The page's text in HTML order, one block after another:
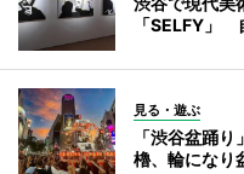
「SELFY」
見る・遊ぶ
「渋谷盆踊
櫓、輪になり